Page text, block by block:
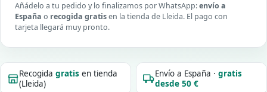
Añádelo a tu pedido y lo finalizamos por WhatsApp:envío a
España o recogida gratisen la tienda de Lleida. El pago con
tarjeta llegará muy pronto.
Recogidagratis en tienda
(Lleida)
Envío a España ·gratis
desde 50 €